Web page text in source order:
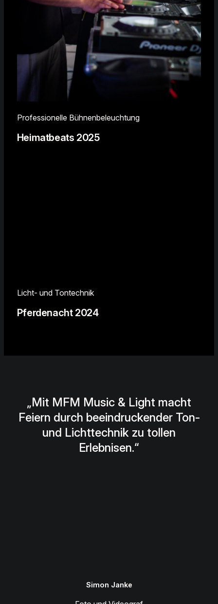
Professionelle Bühnenbeleuchtung
Heimatbeats 2025
Licht- und Tontechnik
Pferdenacht 2024
„Mit MFM Music & Light macht
Feiern durch beeindruckender Ton-
und Lichttechnik zu tollen
Erlebnisen.“
Simon Janke